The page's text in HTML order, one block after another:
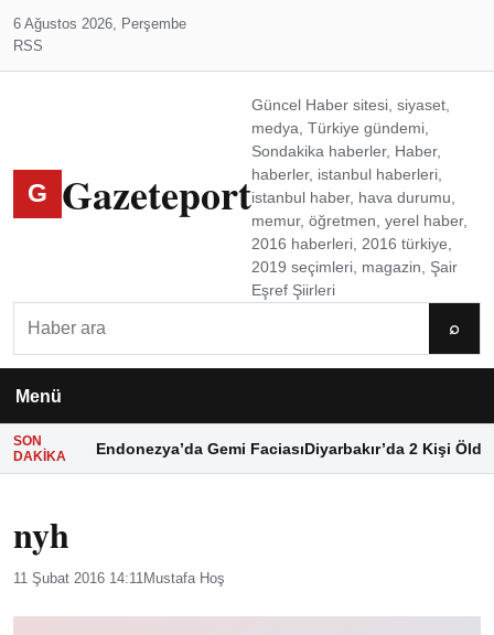
6 Ağustos 2026, Perşembe
RSS
G Gazeteport
Güncel Haber sitesi, siyaset,
medya, Türkiye gündemi,
Sondakika haberler, Haber,
haberler, istanbul haberleri,
istanbul haber, hava durumu,
memur, öğretmen, yerel haber,
2016 haberleri, 2016 türkiye,
2019 seçimleri, magazin, Şair
Eşref Şiirleri
⌕
Menü
SON
DAKIKA
Endonezya’da Gemi FaciasıDiyarbakır’da 2 Kişi Öldü
nyh
11 Şubat 2016 14:11Mustafa Hoş